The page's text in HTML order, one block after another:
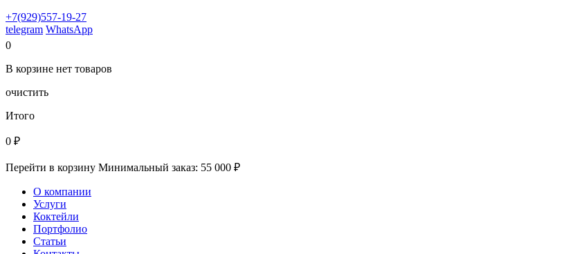
+7(929)557-19-27
telegram WhatsApp
0
В корзине нет товаров
очистить
Итого
0 ₽
Перейти в корзину Минимальный заказ: 55 000 ₽
О компании
Услуги
Коктейли
Портфолио
Статьи